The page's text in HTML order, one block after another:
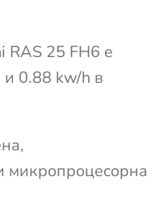
RAS 25 FH6 е
и 0.88 kw/h в
микропроцесорна